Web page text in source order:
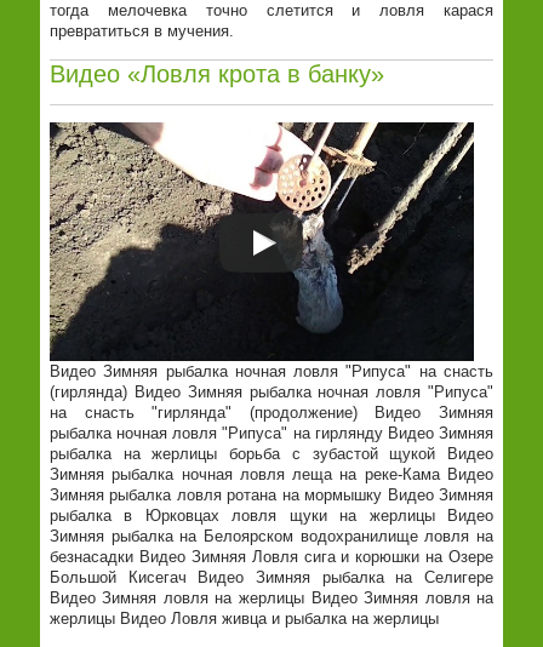
тогда мелочевка точно слетится и ловля карася
превратиться в мучения.
Видео «Ловля крота в банку»
Видео Зимняя рыбалка ночная ловля "Рипуса" на снасть
(гирлянда) Видео Зимняя рыбалка ночная ловля "Рипуса"
на снасть "гирлянда" (продолжение) Видео Зимняя
рыбалка ночная ловля "Рипуса" на гирлянду Видео Зимняя
рыбалка на жерлицы борьба с зубастой щукой Видео
Зимняя рыбалка ночная ловля леща на реке-Кама Видео
Зимняя рыбалка ловля ротана на мормышку Видео Зимняя
рыбалка в Юрковцах ловля щуки на жерлицы Видео
Зимняя рыбалка на Белоярском водохранилище ловля на
безнасадки Видео Зимняя Ловля сига и корюшки на Озере
Большой Кисегач Видео Зимняя рыбалка на Селигере
Видео Зимняя ловля на жерлицы Видео Зимняя ловля на
жерлицы Видео Ловля живца и рыбалка на жерлицы